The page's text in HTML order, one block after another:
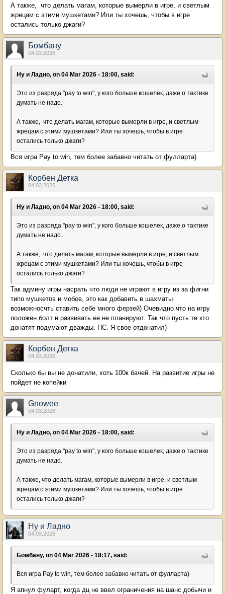
А также, что делать магам, которые вымерли в игре, и светлым
жрецам с этими мушкетами? Или ты хочешь, чтобы в игре
остались только джаги?
Бомбану
04.03.2026
Ну и Ладно, on 04 Mar 2026 - 18:00, said:
Это из разряда "pay to win", у кого больше кошелек, даже о тактике
думать не надо.
А также, что делать магам, которые вымерли в игре, и светлым
жрецам с этими мушкетами? Или ты хочешь, чтобы в игре
остались только джаги?
Вся игра Pay to win, тем более забавно читать от фулларта)
Корбен Детка
04.03.2026
Ну и Ладно, on 04 Mar 2026 - 18:00, said:
Это из разряда "pay to win", у кого больше кошелек, даже о тактике
думать не надо.
А также, что делать магам, которые вымерли в игре, и светлым
жрецам с этими мушкетами? Или ты хочешь, чтобы в игре
остались только джаги?
Так админу игры насрать что люди не играют в игру из за фигни
типо мушкетов и мобов, это как добавить в шахматы
возможносчть ставить себе много ферзей) Очевидно что на игру
положен болт и развивать ее не планируют. Так что пусть те кто
донатят подумают дважды. ПС. Я свое отдонатил)
Корбен Детка
04.03.2026
Сколько бы вы не донатили, хоть 100к бачей. На развитие игры не
пойдет не копейки
Gnowee
04.03.2026
Ну и Ладно, on 04 Mar 2026 - 18:00, said:
Это из разряда "pay to win", у кого больше кошелек, даже о тактике
думать не надо.
А также, что делать магам, которые вымерли в игре, и светлым
жрецам с этими мушкетами? Или ты хочешь, чтобы в игре
остались только джаги?
Ну и Ладно
04.03.2026
Бомбану, on 04 Mar 2026 - 18:17, said:
Вся игра Pay to win, тем более забавно читать от фулларта)
Я апнул фуларт, когда дц не ввел ограничения на шанс добычи и